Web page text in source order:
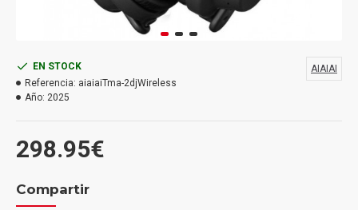
298.95€
EN STOCK
Referencia: aiaiaiTma-2djWireless
Año: 2025
AIAIAI
Compartir